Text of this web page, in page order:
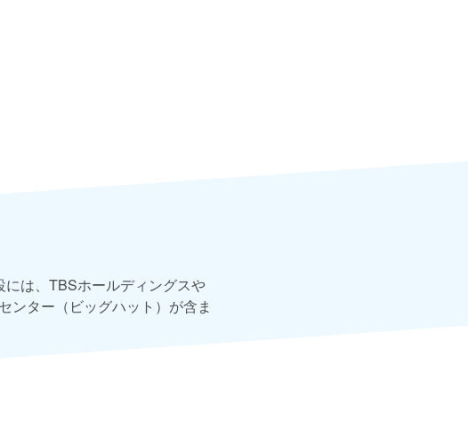
は、TBSホールディングスや
ンター（ビッグハット）が含ま